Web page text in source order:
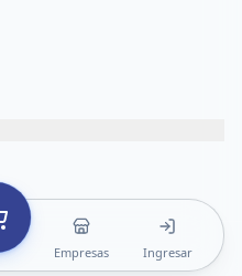
Empresas Ingresar